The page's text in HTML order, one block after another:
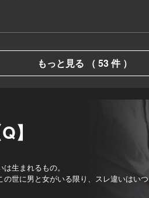
もっと見る （ 53 件 ）
】
生まれるもの。
世に男と女がいる限り、スレ違いはいつ